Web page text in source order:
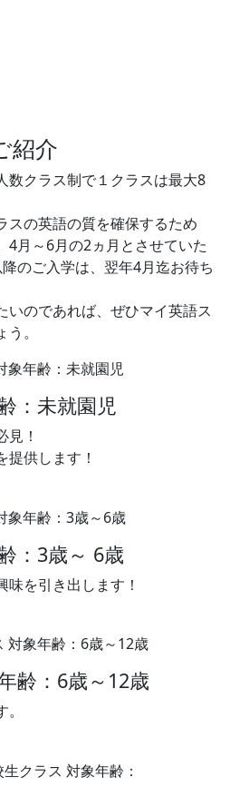
数クラス制で１クラスは最大8
スの英語の質を確保するため
4月～6月の2ヵ月とさせていた
のご入学は、翌年4月迄お待ち
いのであれば、ぜひマイ英語ス
。
：未就園児
！
供します！
：3歳～ 6歳
を引き出します！
齢：6歳～12歳